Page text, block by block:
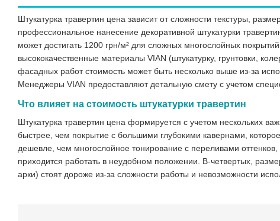
Штукатурка травертин цена зависит от сложности текстуры,
профессиональное нанесение декоративной штукатурки
может достигать 1200 грн/м² для сложных многослойных
высококачественные материалы VIAN (штукатурку, грунтовки,
фасадных работ стоимость может быть несколько выше из-за
Менеджеры VIAN предоставляют детальную смету с учетом
Что влияет на стоимость штукатурки травертин
Штукатурка травертин цена формируется с учетом нескольких
быстрее, чем покрытие с большими глубокими кавернами,
дешевле, чем многослойное тонирование с переливами
приходится работать в неудобном положении. В-четвертых,
арки) стоят дороже из-за сложности работы и невозможности